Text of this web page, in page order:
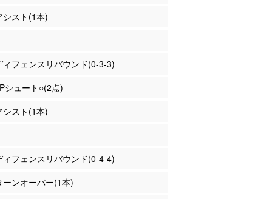
スト(1本)
ィフェンスリバウンド(0-3-3)
シュート○(2点)
スト(1本)
ィフェンスリバウンド(0-4-4)
ンオーバー(1本)